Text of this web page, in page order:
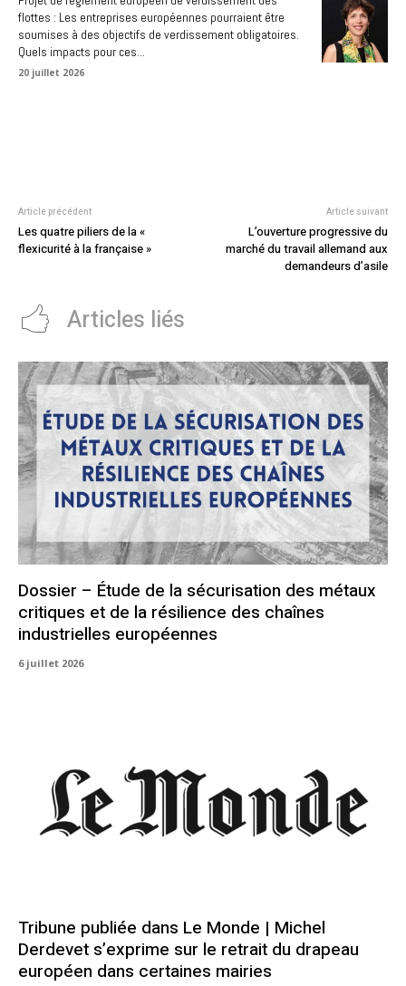
flottes : Les entreprises européennes pourraient être
soumises à des objectifs de verdissement obligatoires.
Quels impacts pour ces...
20 juillet 2026
Article précédent
Les quatre piliers de la «
flexicurité à la française »
Article suivant
L’ouverture progressive du
marché du travail allemand aux
demandeurs d’asile
Articles liés
Dossier – Étude de la sécurisation des métaux
critiques et de la résilience des chaînes
industrielles européennes
6 juillet 2026
Tribune publiée dans Le Monde | Michel
Derdevet s’exprime sur le retrait du drapeau
européen dans certaines mairies